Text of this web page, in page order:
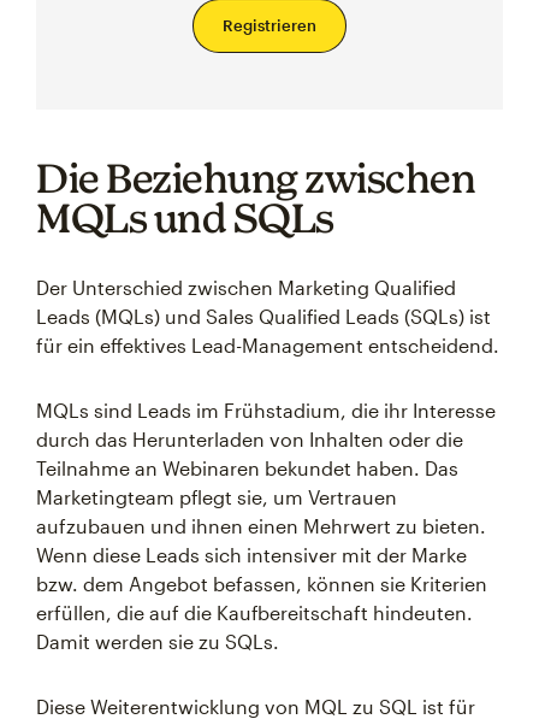
Registrieren
Die Beziehung zwischen
MQLs und SQLs
Der Unterschied zwischen Marketing Qualified
Leads (MQLs) und Sales Qualified Leads (SQLs) ist
für ein effektives Lead-Management entscheidend.
MQLs sind Leads im Frühstadium, die ihr Interesse
durch das Herunterladen von Inhalten oder die
Teilnahme an Webinaren bekundet haben. Das
Marketingteam pflegt sie, um Vertrauen
aufzubauen und ihnen einen Mehrwert zu bieten.
Wenn diese Leads sich intensiver mit der Marke
bzw. dem Angebot befassen, können sie Kriterien
erfüllen, die auf die Kaufbereitschaft hindeuten.
Damit werden sie zu SQLs.
Diese Weiterentwicklung von MQL zu SQL ist für